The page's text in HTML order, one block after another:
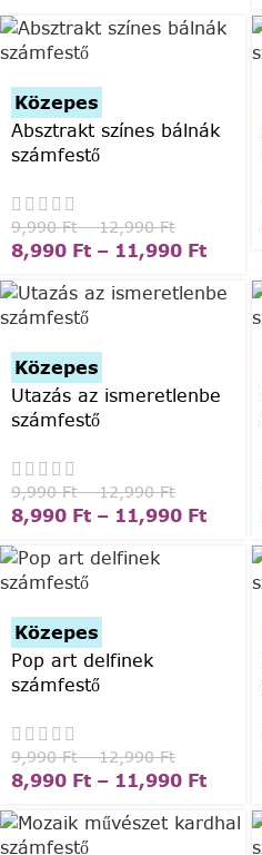
Közepes
Absztrakt színes bálnák
számfestő
9,990Ft – 12,990Ft
8,990 Ft – 11,990 Ft
Közepes
Utazás az ismeretlenbe
számfestő
9,990Ft – 12,990Ft
8,990 Ft – 11,990 Ft
Közepes
Pop art delfinek
számfestő
9,990Ft – 12,990Ft
8,990 Ft – 11,990 Ft